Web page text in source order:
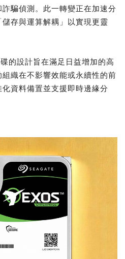
騙偵測。此一轉變正在加速分
存與運算解耦」以實現更靈
的設計旨在滿足日益增加的高
織在不影響效能或永續性的前
資料備置並支援即時邊緣分